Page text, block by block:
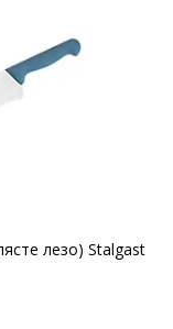
лезо) Stalgast